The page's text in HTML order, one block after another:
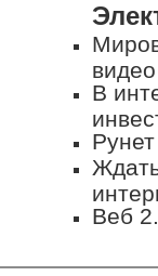
В
Веб